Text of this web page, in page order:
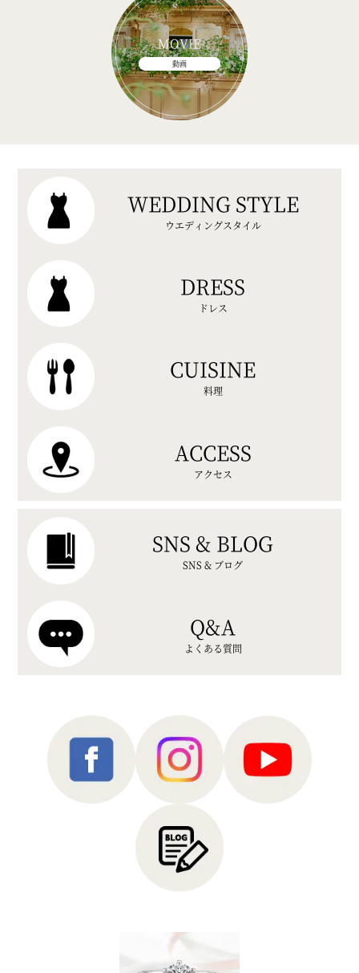
MOVIE
動画
WEDDING STYLE
ウエディングスタイル
DRESS
ドレス
CUISINE
料理
ACCESS
アクセス
SNS & BLOG
SNS & ブログ
Q&A
よくある質問